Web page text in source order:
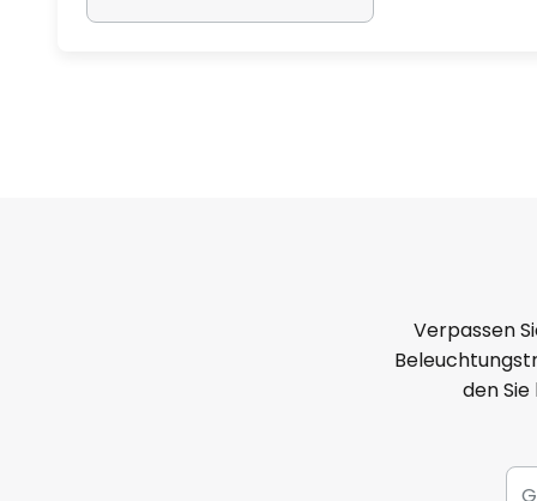
Verpassen
den